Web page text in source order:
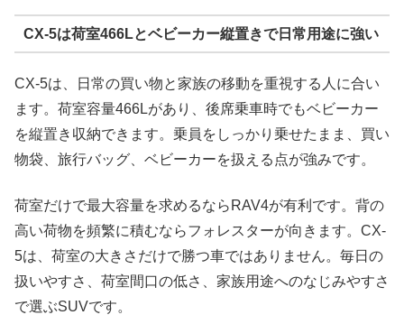
CX-5は荷室466Lとベビーカー縦置きで日常用途に強い
CX-5は、日常の買い物と家族の移動を重視する人に合い
ます。荷室容量466Lがあり、後席乗車時でもベビーカー
を縦置き収納できます。乗員をしっかり乗せたまま、買い
物袋、旅行バッグ、ベビーカーを扱える点が強みです。
荷室だけで最大容量を求めるならRAV4が有利です。背の
高い荷物を頻繁に積むならフォレスターが向きます。CX-
5は、荷室の大きさだけで勝つ車ではありません。毎日の
扱いやすさ、荷室間口の低さ、家族用途へのなじみやすさ
で選ぶSUVです。